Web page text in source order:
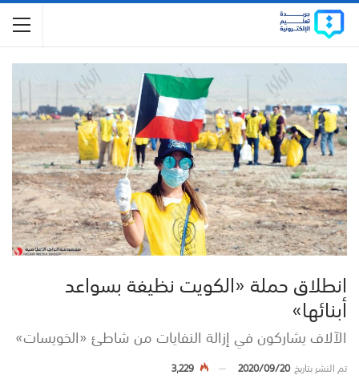
انطلاق حملة «الكويت نظيفة بسواعد
أبنائها»
الآلاف يشاركون في إزالة النفايات من شاطئ «الخويسات»
تم النشر بتاريخ2020/09/20
3,229